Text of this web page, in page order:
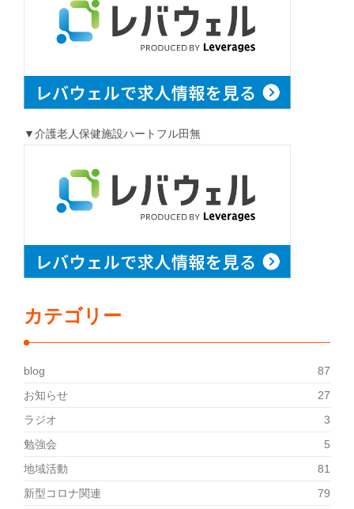
▼介護老人保健施設ハートフル田無
カテゴリー
blog
87
お知らせ
27
ラジオ
3
勉強会
5
地域活動
81
新型コロナ関連
79